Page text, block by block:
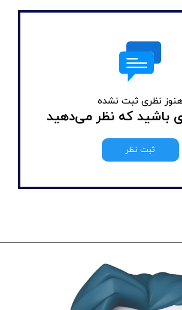
نظری ثبت نشده
باشید که نظر می‌دهید
ثبت نظر